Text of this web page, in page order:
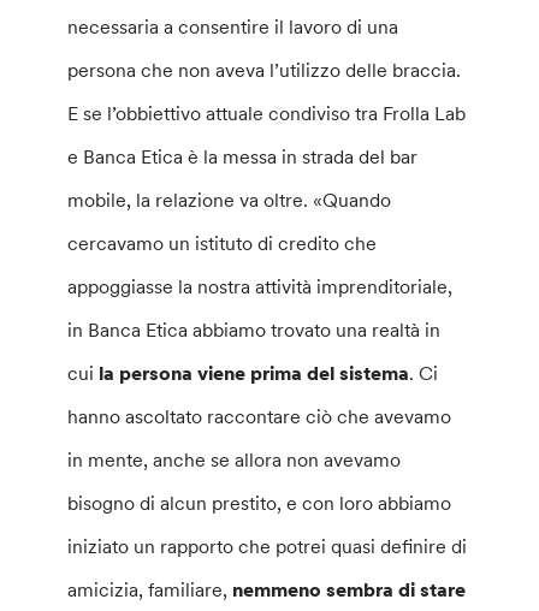
necessaria a consentire il lavoro di una
persona che non aveva l’utilizzo delle braccia.
E se l’obbiettivo attuale condiviso tra Frolla Lab
e Banca Etica è la messa in strada del bar
mobile, la relazione va oltre. «Quando
cercavamo un istituto di credito che
appoggiasse la nostra attività imprenditoriale,
in Banca Etica abbiamo trovato una realtà in
cui la persona viene prima del sistema. Ci
hanno ascoltato raccontare ciò che avevamo
in mente, anche se allora non avevamo
bisogno di alcun prestito, e con loro abbiamo
iniziato un rapporto che potrei quasi definire di
amicizia, familiare, nemmeno sembra di stare